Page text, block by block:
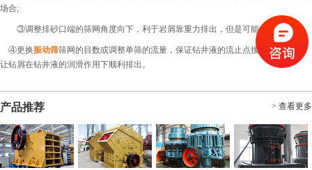
场合;
③调整排砂口端的筛网角度向下，利于岩屑靠重力排出，但是可能会导致跑浆;
④更换振动筛筛网的目数或调整单筛的流量，保证钻井液的流止点接近筛网出口，
让钻屑在钻井液的润滑作用下顺利排出。
产品推荐 > 查看更多